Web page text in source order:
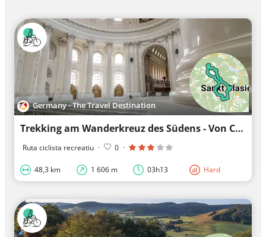
Germany - The Travel Destination
Trekking am Wanderkreuz des Südens - Von Camp zu Camp in 4 Tagen
Ruta ciclista recreatiu · 0 ·
48,3 km 1 606 m 03h13 Hard